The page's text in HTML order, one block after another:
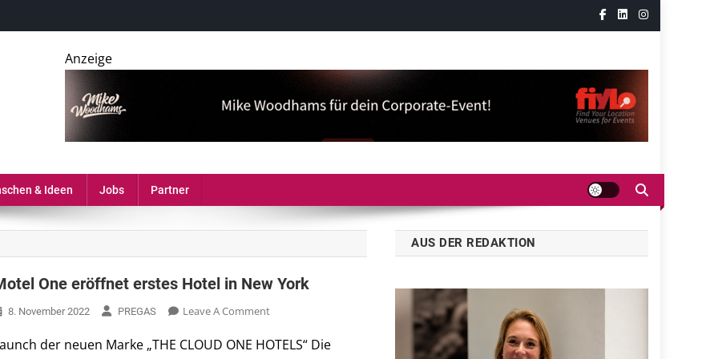
Gastronomie und MICE-Industrie
Anzeige
& Ideen Jobs Partner
One eröffnet erstes Hotel in New York
8. November 2022 PREGAS Leave A CommentOn
One
der neuen Marke „THE CLOUD ONE HOTELS“ Die
AUS DER REDAKTION